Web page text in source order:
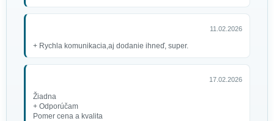
11.02.2026
+ Rychla komunikacia,aj dodanie ihneď, super.
17.02.2026
Žiadna
+ Odporúčam
Pomer cena a kvalita